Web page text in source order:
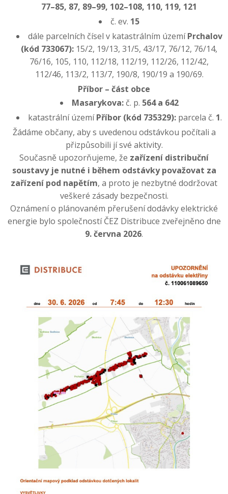
77–85, 87, 89–99, 102–108, 110, 119, 121
č. ev. 15
dále parcelních čísel v katastrálním územíPrchalov
(kód 733067): 15/2, 19/13, 31/5, 43/17, 76/12, 76/14,
76/16, 105, 110, 112/18, 112/19, 112/26, 112/42,
112/46, 113/2, 113/7, 190/8, 190/19 a 190/69.
Příbor – část obce
Masarykova:č. p. 564 a 642
katastrální územíPříbor (kód 735329): parcela č. 1.
Žádáme občany, aby s uvedenou odstávkou počítali a
přizpůsobili jí své aktivity.
Současně upozorňujeme, že zařízení distribuční
soustavy je nutné i během odstávky považovat za
zařízení pod napětím, a proto je nezbytné dodržovat
veškeré zásady bezpečnosti.
Oznámení o plánovaném přerušení dodávky elektrické
energie bylo společností ČEZ Distribuce zveřejněno dne
9. června 2026.